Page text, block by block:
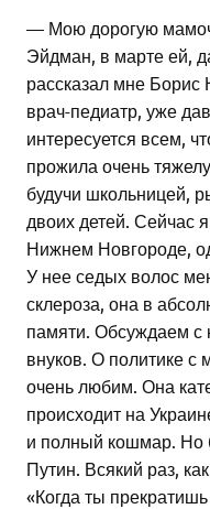
— Мою дорогую
Эйдман, в марте ей,
рассказал мне
врач-педиатр, уже
интересуется всем,
прожила очень
будучи школьницей,
двоих детей. Сейчас
Нижнем Новгороде,
У нее седых волос
склероза, она в
памяти. Обсуждаем с
внуков. О политике с
очень любим. Она
происходит на
и полный кошмар. Но
Путин. Всякий раз,
«Когда ты